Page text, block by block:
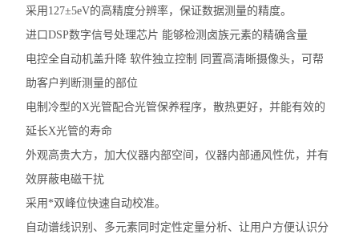
采用127±5eV的高精度分辨率，保证数据测量的精度。
进口DSP数字信号处理芯片 能够检测卤族元素的精确含量
电控全自动机盖升降 软件独立控制 同置高清晰摄像头，可帮
助客户判断测量的部位
电制冷型的X光管配合光管保养程序，散热更好，并能有效的
延长X光管的寿命
外观高贵大方，加大仪器内部空间，仪器内部通风性优，并有
效屏蔽电磁干扰
采用*双峰位快速自动校准。
自动谱线识别、多元素同时定性定量分析、让用户方便认识分